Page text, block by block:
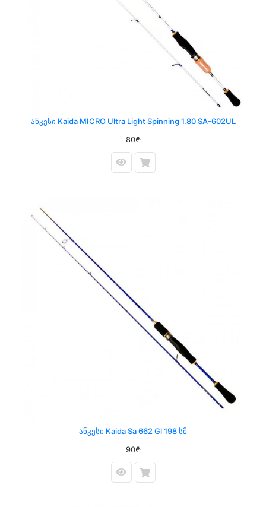
Ანკესი Kaida MICRO Ultra Light Spinning 1.80 SA-602UL
80₾
Ანკესი Kaida Sa 662 Gl 198 Სმ
90₾